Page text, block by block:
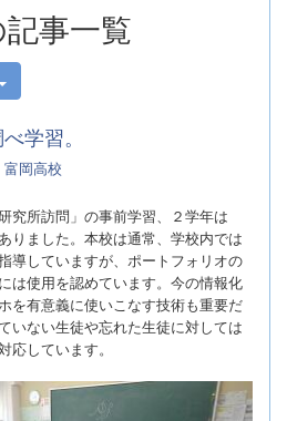
事一覧
学習。
富岡高校
究所訪問」の事前学習、２学年は
りました。本校は通常、学校内では
導していますが、ポートフォリオの
は使用を認めています。今の情報化
を有意義に使いこなす技術も重要だ
いない生徒や忘れた生徒に対しては
応しています。